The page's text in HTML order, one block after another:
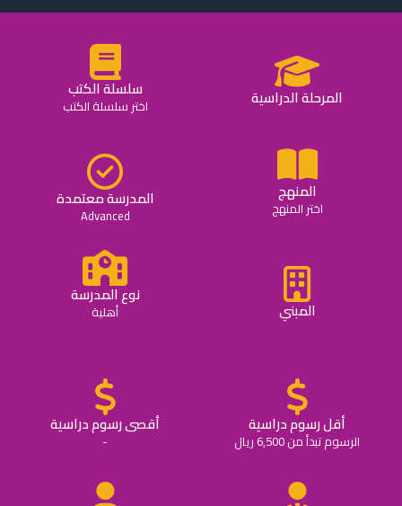
المرحلة الدراسية سلسلة الكتب
اختر سلسلة الكتب
المنهج
اختر المنهج المدرسة معتمدة
Advanced
المبني
نوع المدرسة
أهلية
أقل رسوم دراسية
الرسوم تبدأ من 6,500 ريال
أقصى رسوم دراسية
-